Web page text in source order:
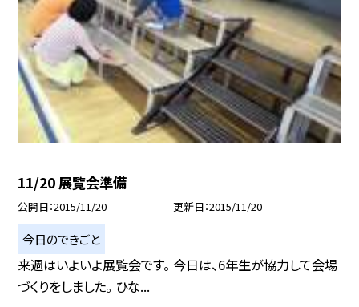
11/20 展覧会準備
公開日 2015/11/20 更新日 2015/11/20
今日のできごと
来週はいよいよ展覧会です。 今日は、6年生が協力して会場
づくりをしました。 ひな...